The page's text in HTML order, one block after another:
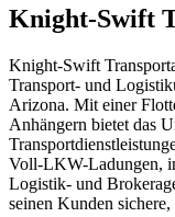
Knight-Swift
Knight-Swift
Transport- und
Arizona. Mit einer
Anhängern bietet das
Voll-LKW-Ladungen,
Logistik- und
seinen Kunden